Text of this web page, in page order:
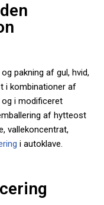
pakning af gul, hvid,
i kombinationer af
og i modificeret
af hytteost
vallekoncentrat,
i autoklave.